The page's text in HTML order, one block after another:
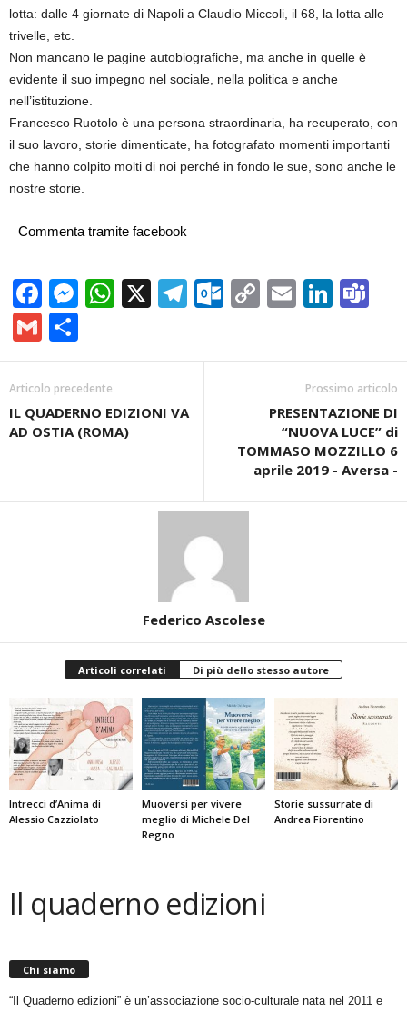
lotta: dalle 4 giornate di Napoli a Claudio Miccoli, il 68, la lotta alle
trivelle, etc.
Non mancano le pagine autobiografiche, ma anche in quelle è
evidente il suo impegno nel sociale, nella politica e anche
nell’istituzione.
Francesco Ruotolo è una persona straordinaria, ha recuperato, con
il suo lavoro, storie dimenticate, ha fotografato momenti importanti
che hanno colpito molti di noi perché in fondo le sue, sono anche le
nostre storie.
Commenta tramite facebook
Facebook
Messenger
WhatsApp
X Telegram
Outlook.com
CopyEmail
Gmail
Articolo precedente
IL QUADERNO EDIZIONI VA
AD OSTIA (ROMA)
Prossimo articolo
PRESENTAZIONE DI
“NUOVA LUCE” di
TOMMASO MOZZILLO 6
aprile 2019 - Aversa -
Federico Ascolese
Articoli correlati Di più dello stesso autore
Intrecci d’Anima di
Alessio Cazziolato
Muoversi per vivere
meglio di Michele Del
Regno
Storie sussurrate di
Andrea Fiorentino
Il quaderno edizioni
Chi siamo
“Il Quaderno edizioni” è un’associazione socio-culturale nata nel 2011 e